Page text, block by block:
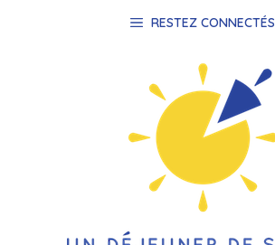
RESTEZ CONNECTÉS